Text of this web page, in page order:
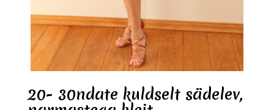
20- 30ndate kuldselt sädelev,